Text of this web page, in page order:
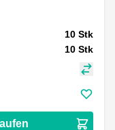
10 Stk
10 Stk